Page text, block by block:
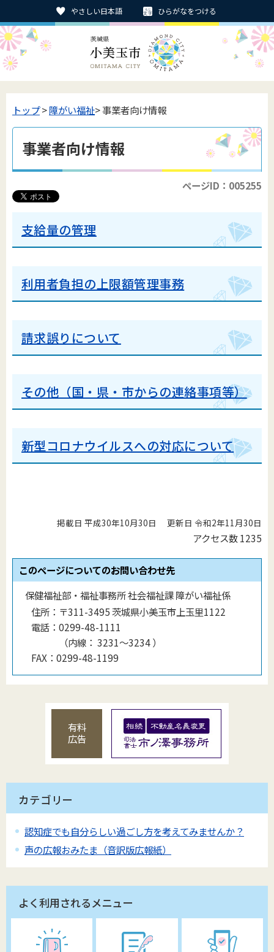
やさしい日本語 ひらがなをつける
トップ>障がい福祉> 事業者向け情報
事業者向け情報
ページID：005255
支給量の管理
利用者負担の上限額管理事務
請求誤りについて
その他（国・県・市からの連絡事項等）
新型コロナウイルスへの対応について
掲載日 平成30年10月30日 更新日 令和2年11月30日
アクセス数1235
このページについてのお問い合わせ先
保健福祉部・福祉事務所 社会福祉課 障がい福祉係
住所： 〒311-3495 茨城県小美玉市上玉里1122
電話： 0299-48-1111
（内線 ： 3231〜3234）
FAX： 0299-48-1199
有料
広告
カテゴリー
認知症でも自分らしい過ごし方を考えてみませんか？
声の広報おみたま（音訳版広報紙）
よく利用されるメニュー